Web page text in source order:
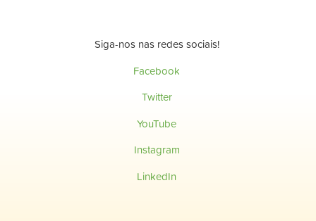
Siga-nos nas redes sociais!
Facebook
Twitter
YouTube
Instagram
LinkedIn